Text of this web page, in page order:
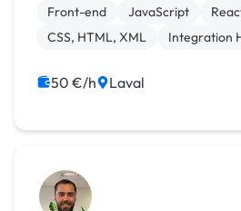
J'ai également des
Shopi...
Front-end JavaScript
CSS, HTML, XML
Integration
50 €/h Laval